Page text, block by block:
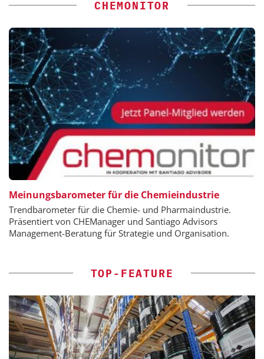
CHEMONITOR
Meinungsbarometer für die Chemieindustrie
Trendbarometer für die Chemie- und Pharmaindustrie.
Präsentiert von CHEManager und Santiago Advisors
Management-Beratung für Strategie und Organisation.
TOP-FEATURE